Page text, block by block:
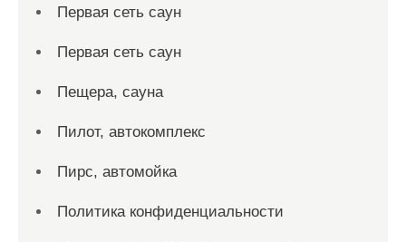
Первая сеть саун
Первая сеть саун
Пещера, сауна
Пилот, автокомплекс
Пирс, автомойка
Политика конфиденциальности